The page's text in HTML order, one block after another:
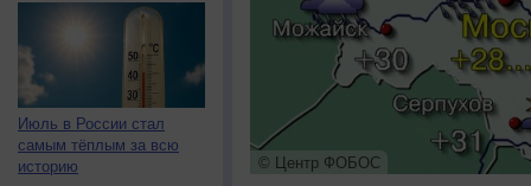
Июль в России стал
самым тёплым за всю
историю
© Центр ФОБОС